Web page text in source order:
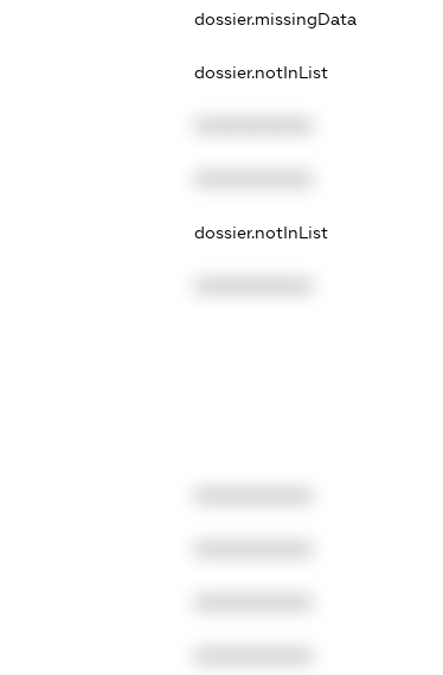
dossier.missingData
dossier.notInList
dossier.notInList